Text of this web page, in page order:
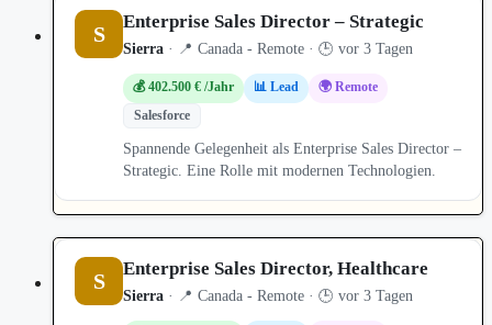
S Enterprise Sales Director – Strategic
Sierra · 📍 Canada - Remote · 🕒 vor 3 Tagen
💰 402.500 € /Jahr 📊 Lead
🌍 Remote
Salesforce
Spannende Gelegenheit als Enterprise Sales Director –
Strategic. Eine Rolle mit modernen Technologien.
S Enterprise Sales Director, Healthcare
Sierra · 📍 Canada - Remote · 🕒 vor 3 Tagen